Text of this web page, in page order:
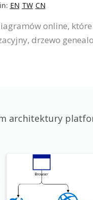
EN TW CN
online,
drzewo
architektury